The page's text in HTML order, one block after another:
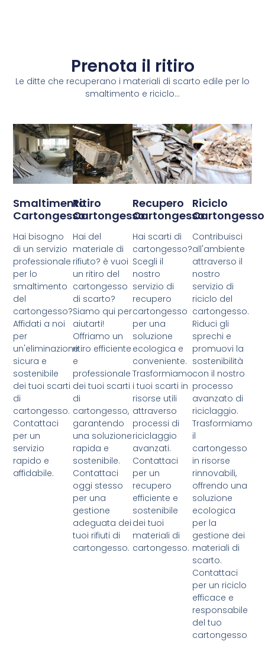
Prenota il ritiro
Le ditte che recuperano i materiali di scarto edile per lo
smaltimento e riciclo...
Smaltimento
Cartongesso
Hai bisogno
di un servizio
professionale
per lo
smaltimento
del
cartongesso?
Affidati a noi
per
un'eliminazione
sicura e
sostenibile
dei tuoi scarti
di
cartongesso.
Contattaci
per un
servizio
rapido e
affidabile.
Ritiro
Cartongesso
Hai del
materiale di
rifiuto? è vuoi
un ritiro del
cartongesso
di scarto?
Siamo qui per
aiutarti!
Offriamo un
ritiro efficiente
e
professionale
dei tuoi scarti
di
cartongesso,
garantendo
una soluzione
rapida e
sostenibile.
Contattaci
oggi stesso
per una
gestione
adeguata dei
tuoi rifiuti di
cartongesso.
Recupero
Cartongesso
Hai scarti di
cartongesso?
Scegli il
nostro
servizio di
recupero
cartongesso
per una
soluzione
ecologica e
conveniente.
Trasformiamo
i tuoi scarti in
risorse utili
attraverso
processi di
riciclaggio
avanzati.
Contattaci
per un
recupero
efficiente e
sostenibile
dei tuoi
materiali di
cartongesso.
Riciclo
Cartongesso
Contribuisci
all'ambiente
attraverso il
nostro
servizio di
riciclo del
cartongesso.
Riduci gli
sprechi e
promuovi la
sostenibilità
con il nostro
processo
avanzato di
riciclaggio.
Trasformiamo
il
cartongesso
in risorse
rinnovabili,
offrendo una
soluzione
ecologica
per la
gestione dei
materiali di
scarto.
Contattaci
per un riciclo
efficace e
responsabile
del tuo
cartongesso